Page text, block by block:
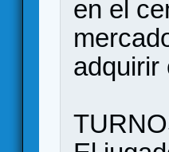
en el
adquirir